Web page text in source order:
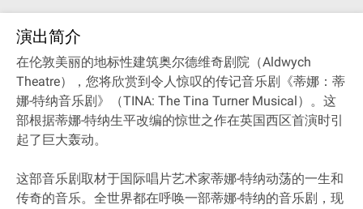
演出简介
在伦敦美丽的地标性建筑奥尔德维奇剧院（Aldwych
Theatre），您将欣赏到令人惊叹的传记音乐剧《蒂娜：蒂
娜-特纳音乐剧》（TINA: The Tina Turner Musical）。这
部根据蒂娜-特纳生平改编的惊世之作在英国西区首演时引
起了巨大轰动。
这部音乐剧取材于国际唱片艺术家蒂娜-特纳动荡的一生和
传奇的音乐。全世界都在呼唤一部蒂娜-特纳的音乐剧，现